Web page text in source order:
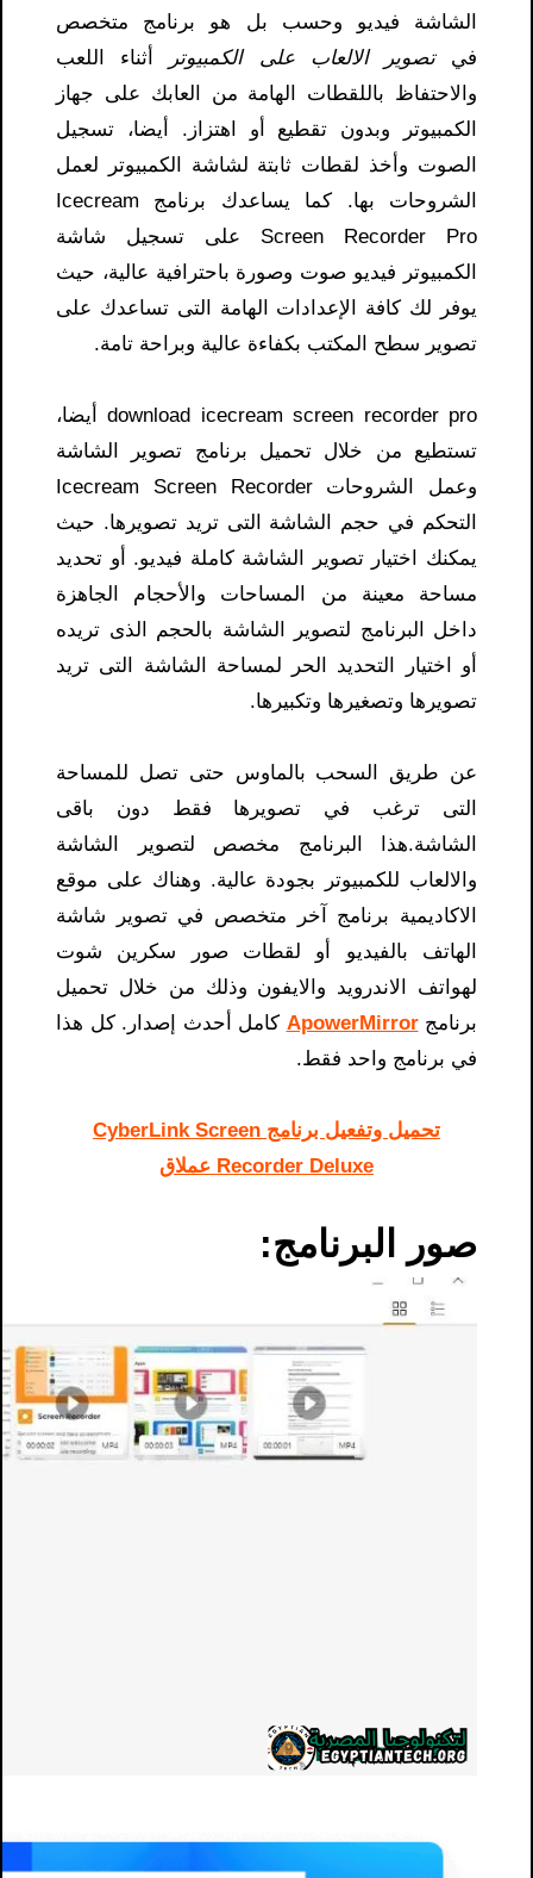
الشاشة فيديو وحسب بل هو برنامج متخصص
فيتصوير الالعاب على الكمبيوتر
أثناء اللعب
والاحتفاظ باللقطات الهامة من العابك على جهاز
الكمبيوتر وبدون تقطيع أو اهتزاز. أيضا، تسجيل
الصوت وأخذ لقطات ثابتة لشاشة الكمبيوتر لعمل
الشروحات بها. كما يساعدك برنامج Icecream
Screen Recorder Pro على تسجيل شاشة
الكمبيوتر فيديو صوت وصورة باحترافية عالية، حيث
يوفر لك كافة الإعدادات الهامة التى تساعدك على
تصوير سطح المكتب بكفاءة عالية وبراحة تامة.
download icecream screen recorder pro​ أيضا،
تستطيع من خلال تحميل برنامج تصوير الشاشة
وعمل الشروحات Icecream Screen Recorder
التحكم في حجم الشاشة التى تريد تصويرها. حيث
يمكنك اختيار تصوير الشاشة كاملة فيديو. أو تحديد
مساحة معينة من المساحات والأحجام الجاهزة
داخل البرنامج لتصوير الشاشة بالحجم الذى تريده
أو اختيار التحديد الحر لمساحة الشاشة التى تريد
تصويرها وتصغيرها وتكبيرها.
عن طريق السحب بالماوس حتى تصل للمساحة
التى ترغب في تصويرها فقط دون باقى
الشاشة.هذا البرنامج مخصص لتصوير الشاشة
والالعاب للكمبيوتر بجودة عالية. وهناك على موقع
الاكاديمية برنامج آخر متخصص في تصوير شاشة
الهاتف بالفيديو أو لقطات صور سكرين شوت
لهواتف الاندرويد والايفون وذلك من خلال تحميل
برنامجApowerMirror كامل أحدث إصدار. كل هذا
في برنامج واحد فقط.
تحميل وتفعيل برنامج CyberLink Screen
Recorder Deluxe عملاق
صور البرنامج: